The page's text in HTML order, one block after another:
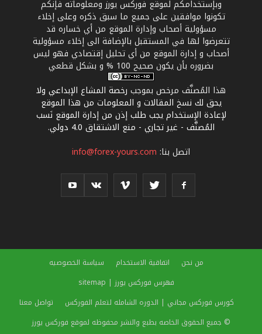
وبإستخدامكم لموقع فوركس يورز ومعلوماته فإنكم
تكونوا موافقين على جميع ما سبق ذكره وعلى إخلاء
مسؤولية أصحاب وإدارة الموقع من أي خساره قد
تتعرضوا لها في المستقبل بالإضافة الى إخلاء مسؤولية
أصحاب و إدارة الموقع من أي تحليل إقتصادي فهو ليس
بضروره بأن يكون صحيح 100 % و بشكل قطعي
هذا المُصنَّف مرخص بموجب رخصة المشاع الإبداعي ولا
يحق لك نسخ المقالات و المعلومات من هذا الموقع
لإعادة الإستخدام يجب طلب إذن من إدارة الموقع نَسب
المُصنَّف - غير تجاري - منع الاشتقاق 4.0 دولي
.
اتصل بنا: info@forex-yours.com
من نحن اتفاقية الاستخدام
سياسة الخصوصيه
فهرس فوركس يورز | sitemap
كورس فوركس مجاني | الدوره الشامله لتعلم الفوركس
تواصل معنا
© جميع الحقوق الخاصه بطبع والنشر محفوظه لموقع فوركس يورز